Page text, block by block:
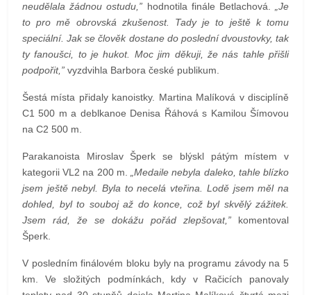
neudělala žádnou ostudu,” hodnotila finále Betlachová.„Je
to pro mě obrovská zkušenost. Tady je to ještě k tomu
speciální. Jak se člověk dostane do poslední dvoustovky, tak
ty fanoušci, to je hukot. Moc jim děkuji, že nás tahle přišli
podpořit,” vyzdvihla Barbora české publikum.
Šestá místa přidaly kanoistky. Martina Malíková v disciplíně
C1 500 m a deblkanoe Denisa Řáhová s Kamilou Šímovou
na C2 500 m.
Parakanoista Miroslav Šperk se blýskl pátým místem v
kategorii VL2 na 200 m.„Medaile nebyla daleko, tahle blízko
jsem ještě nebyl. Byla to necelá vteřina. Lodě jsem měl na
dohled, byl to souboj až do konce, což byl skvělý zážitek.
Jsem rád, že se dokážu pořád zlepšovat,” komentoval
Šperk.
V posledním finálovém bloku byly na programu závody na 5
km. Ve složitých podmínkách, kdy v Račicích panovaly